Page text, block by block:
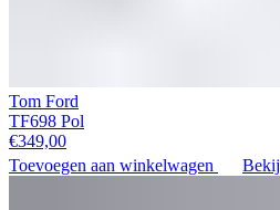
Tom Ford
TF698 Pol
€349,00
Toevoegen aan winkelwagen